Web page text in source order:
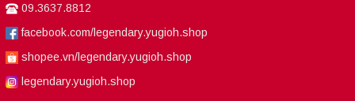
09.3637.8812
facebook.com/legendary.yugioh.shop
shopee.vn/legendary.yugioh.shop
legendary.yugioh.shop